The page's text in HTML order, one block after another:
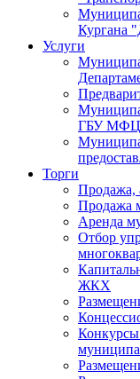
Кургана
Услуги
ГБУ МФЦ
Торги
Продажа,
Продажа
Аренда
Отбор
ЖКХ
Конкурсы